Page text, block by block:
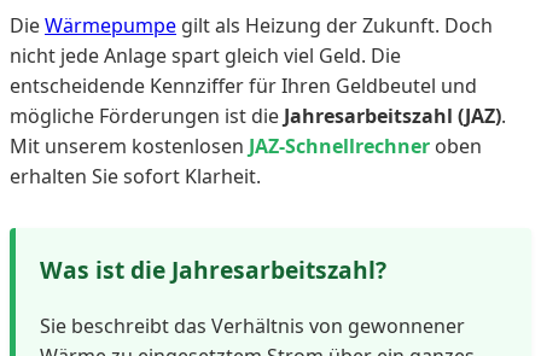
DieWärmepumpe gilt als Heizung der Zukunft. Doch
nicht jede Anlage spart gleich viel Geld. Die
entscheidende Kennziffer für Ihren Geldbeutel und
mögliche Förderungen ist die Jahresarbeitszahl (JAZ).
Mit unserem kostenlosen JAZ-Schnellrechner oben
erhalten Sie sofort Klarheit.
Was ist die Jahresarbeitszahl?
Sie beschreibt das Verhältnis von gewonnener